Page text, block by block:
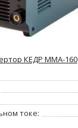
КЕДР MMA-160
токе: